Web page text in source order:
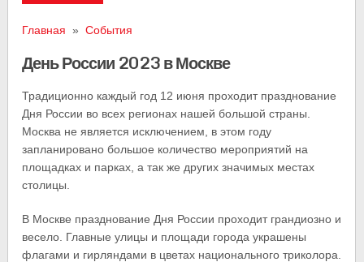
Главная »События
День России 2023 в Москве
Традиционно каждый год 12 июня проходит празднование
Дня России во всех регионах нашей большой страны.
Москва не является исключением, в этом году
запланировано большое количество мероприятий на
площадках и парках, а так же других значимых местах
столицы.
В Москве празднование Дня России проходит грандиозно и
весело. Главные улицы и площади города украшены
флагами и гирляндами в цветах национального триколора.